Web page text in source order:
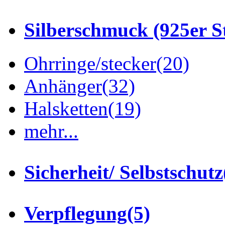
Silberschmuck (925er
Ohrringe/stecker(20)
Anhänger(32)
Halsketten(19)
mehr...
Sicherheit/ Selbstschutz
Verpflegung(5)